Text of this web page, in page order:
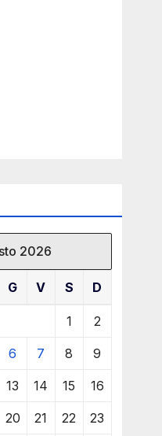
2026
G V S D
1 2
6 7 8 9
13 14 15 16
20 21 22 23